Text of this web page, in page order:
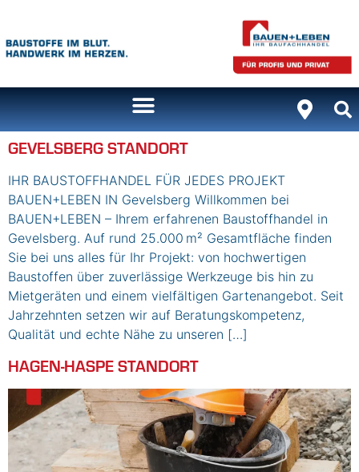
GEVELSBERG STANDORT
IHR BAUSTOFFHANDEL FÜR JEDES PROJEKT
BAUEN+LEBEN IN Gevelsberg Willkommen bei
BAUEN+LEBEN – Ihrem erfahrenen Baustoffhandel in
Gevelsberg. Auf rund 25.000 m² Gesamtfläche finden
Sie bei uns alles für Ihr Projekt: von hochwertigen
Baustoffen über zuverlässige Werkzeuge bis hin zu
Mietgeräten und einem vielfältigen Gartenangebot. Seit
Jahrzehnten setzen wir auf Beratungskompetenz,
Qualität und echte Nähe zu unseren […]
HAGEN-HASPE STANDORT